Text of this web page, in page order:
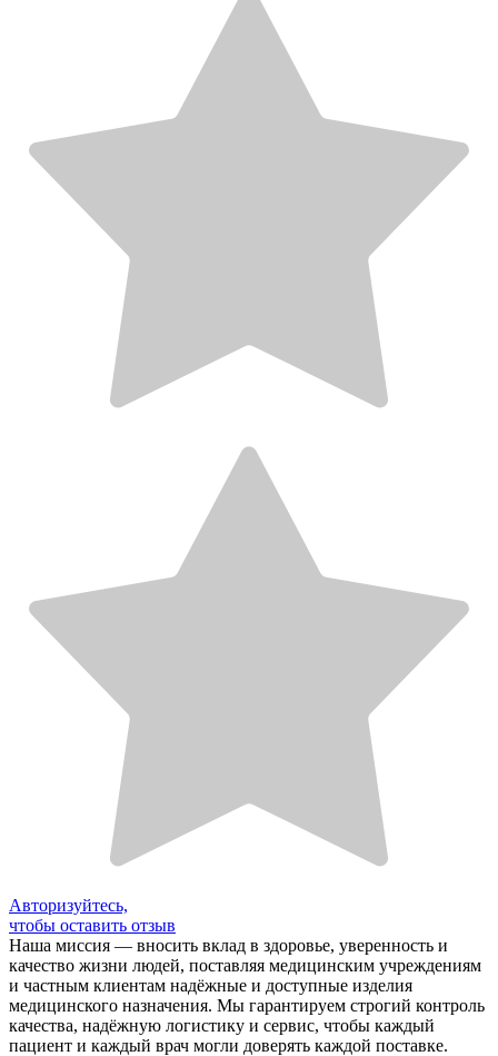
Авторизуйтесь,
чтобы оставить отзыв
Наша миссия — вносить вклад в здоровье, уверенность и
качество жизни людей, поставляя медицинским учреждениям
и частным клиентам надёжные и доступные изделия
медицинского назначения. Мы гарантируем строгий контроль
качества, надёжную логистику и сервис, чтобы каждый
пациент и каждый врач могли доверять каждой поставке.